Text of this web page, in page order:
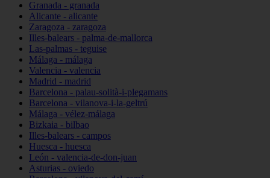
Granada - granada
Alicante - alicante
Zaragoza - zaragoza
Illes-balears - palma-de-mallorca
Las-palmas - teguise
Málaga - málaga
Valencia - valencia
Madrid - madrid
Barcelona - palau-solità-i-plegamans
Barcelona - vilanova-i-la-geltrú
Málaga - vélez-málaga
Bizkaia - bilbao
Illes-balears - campos
Huesca - huesca
León - valencia-de-don-juan
Asturias - oviedo